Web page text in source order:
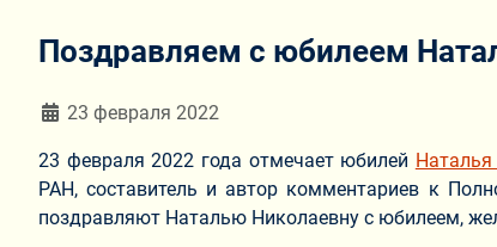
Поздравляем с юбилеем
Информация о материале
23 февраля 2022
23 февраля 2022 года отмечает юбилей
РАН, составитель и автор комментариев к
поздравляют Наталью Николаевну с юбилеем,